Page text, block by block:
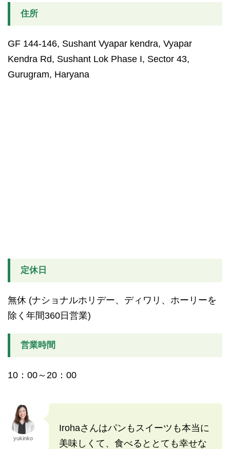
住所
GF 144-146, Sushant Vyapar kendra, Vyapar
Kendra Rd, Sushant Lok Phase I, Sector 43,
Gurugram, Haryana
定休日
無休 (ナショナルホリデー、ディワリ、ホーリーを
除く年間360日営業)
営業時間
10：00～20：00
yukinko
Irohaさんはパンもスイーツも本当に
美味しくて、食べるととても幸せな